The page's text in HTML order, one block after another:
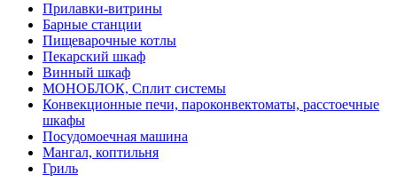
Прилавки-витрины
Барные станции
Пищеварочные котлы
Пекарский шкаф
Винный шкаф
МОНОБЛОК, Сплит системы
Конвекционные печи, пароконвектоматы, расстоечные
шкафы
Посудомоечная машина
Мангал, коптильня
Гриль